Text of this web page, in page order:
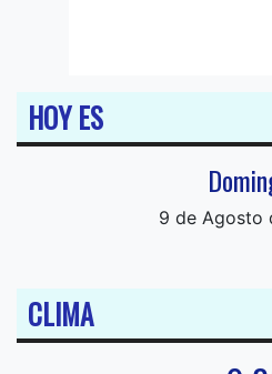
HOY ES
9 de Agosto
CLIMA